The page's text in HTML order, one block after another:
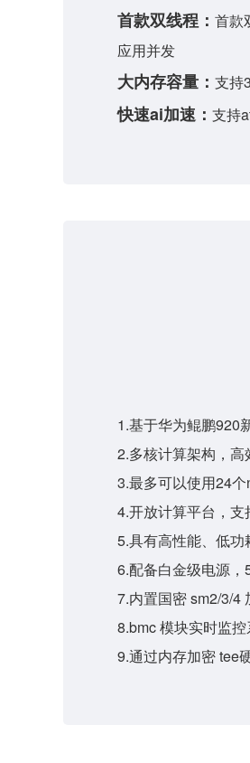
首款双线程：首款
应用并发
大内存容量：支持
快速ai加速：支持
1.基于华为鲲鹏920
2.多核计算架构，高
3.最多可以使用24个
4.开放计算平台，支
5.具有高性能、低
6.配备白金级电源
7.内置国密 sm2/3/4
8.bmc 模块实时监
9.通过内存加密 tee